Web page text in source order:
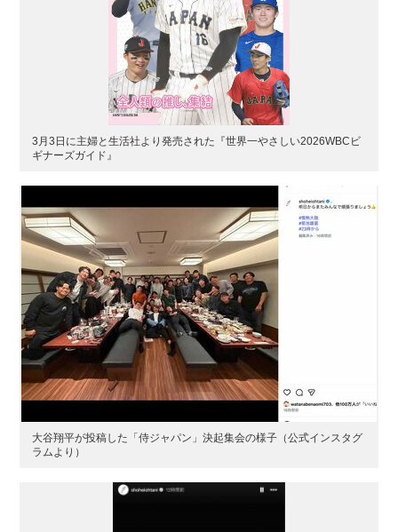
3月3日に主婦と生活社より発売された『世界一やさしい2026WBCビ
ギナーズガイド』
大谷翔平が投稿した「侍ジャパン」決起集会の様子（公式インスタグ
ラムより）